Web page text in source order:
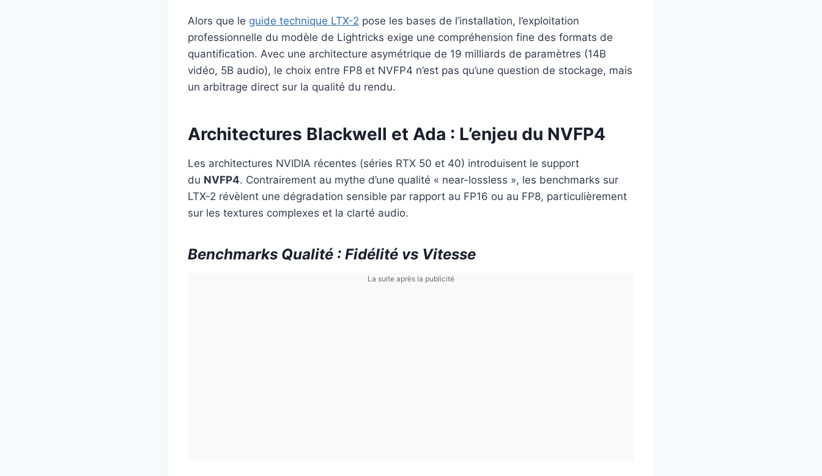
Alors que le guide technique LTX-2 pose les bases de l’installation, l’exploitation
professionnelle du modèle de Lightricks exige une compréhension fine des formats de
quantification. Avec une architecture asymétrique de 19 milliards de paramètres (14B
vidéo, 5B audio), le choix entre FP8 et NVFP4 n’est pas qu’une question de stockage, mais
un arbitrage direct sur la qualité du rendu.
Architectures Blackwell et Ada : L’enjeu du NVFP4
Les architectures NVIDIA récentes (séries RTX 50 et 40) introduisent le support
du NVFP4. Contrairement au mythe d’une qualité « near-lossless », les benchmarks sur
LTX-2 révèlent une dégradation sensible par rapport au FP16 ou au FP8, particulièrement
sur les textures complexes et la clarté audio.
Benchmarks Qualité : Fidélité vs Vitesse
La suite après la publicité